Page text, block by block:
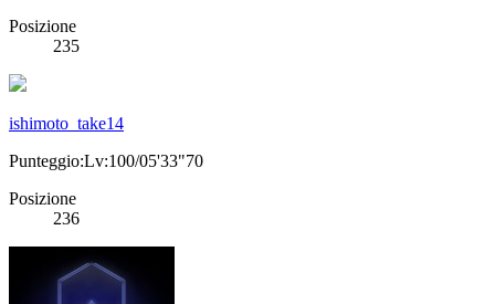
Posizione
235
ishimoto_take14
Punteggio:Lv:100/05'33"70
Posizione
236